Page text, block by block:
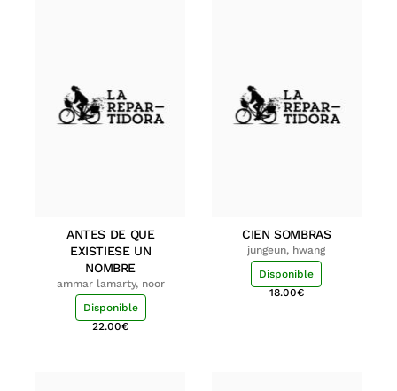
ANTES DE QUE
EXISTIESE UN
NOMBRE
ammar lamarty, noor
Disponible
22.00€
CIEN SOMBRAS
jungeun, hwang
Disponible
18.00€